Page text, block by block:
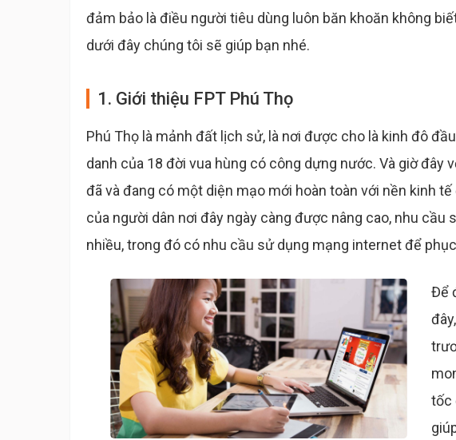
đảm bảo là điều người tiêu dùng luôn băn khoăn không
dưới đây chúng tôi sẽ giúp bạn nhé.
1. Giới thiệu FPT Phú Thọ
Phú Thọ là mảnh đất lịch sử, là nơi được cho là kinh đô
danh của 18 đời vua hùng có công dựng nước. Và giờ đây
đã và đang có một diện mạo mới hoàn toàn với nền kinh
của người dân nơi đây ngày càng được nâng cao, nhu
nhiều, trong đó có nhu cầu sử dụng mạng internet để
Để
tốc